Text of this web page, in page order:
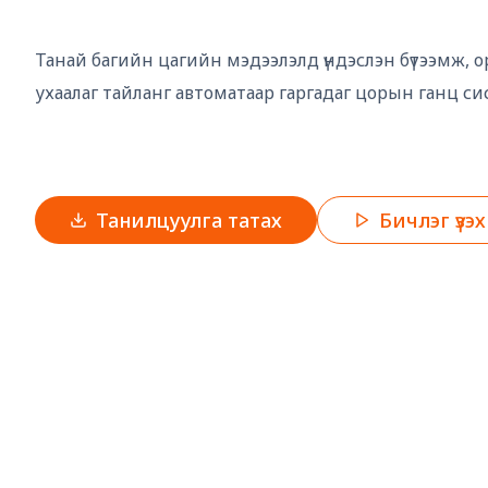
Танай багийн цагийн мэдээлэлд үндэслэн бүтээмж,
ухаалаг тайланг автоматаар гаргадаг цорын ганц
Танилцуулга татах Бичлэг үзэх